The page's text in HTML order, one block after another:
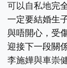
可以自私地完
一定要結婚生
與唔開心，受
迎接下一段關
李施嬅與車崇